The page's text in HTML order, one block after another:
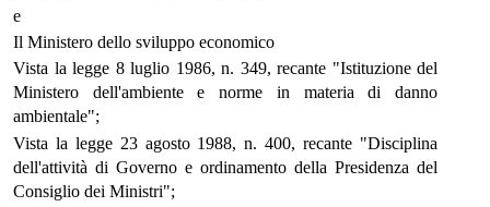
e
Il Ministero dello sviluppo economico
Vista la legge 8 luglio 1986, n. 349, recante "Istituzione del
Ministero dell'ambiente e norme in materia di danno
ambientale";
Vista la legge 23 agosto 1988, n. 400, recante "Disciplina
dell'attività di Governo e ordinamento della Presidenza del
Consiglio dei Ministri";